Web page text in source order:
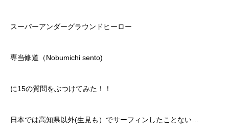
スーパーアンダーグラウンドヒーロー
専当修道（Nobumichi sento)
に15の質問をぶつけてみた！！
日本では高知県以外(生見も）でサーフィンしたことない…